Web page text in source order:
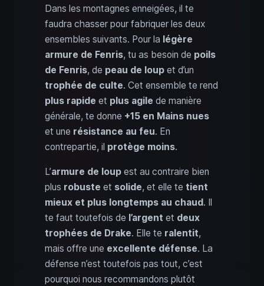
Dans les montagnes enneigées, il te
faudra chasser pour fabriquer les deux
ensembles suivants. Pour la légère
armure de Fenris, tu as besoin de poils
de Fenris, de peau de loup et d’un
trophée de culte. Cet ensemble te rend
plus rapide et plus agile de manière
générale, te donne +15 en Mains nues
et une résistance au feu. En
contrepartie, il protège moins.
L’armure de loup est au contraire bien
plus robuste et solide, et elle te tient
mieux et plus longtemps au chaud. Il
te faut toutefois de l’argent et deux
trophées de Drake. Elle te ralentit,
mais offre une excellente défense. La
défense n’est toutefois pas tout, c’est
pourquoi nous recommandons plutôt